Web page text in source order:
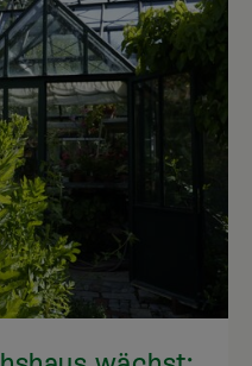
Verarbeiten
Kraft und Ruhe
zeigen wir Ihnen,
gesammelt
verarbeitet